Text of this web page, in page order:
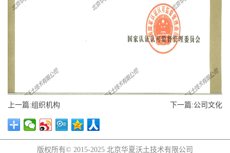
上一篇:组织机构 下一篇:公司文化
版权所有© 2015-2025 北京华夏沃土技术有限公司